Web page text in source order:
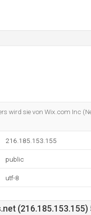
wird sie von Wix.com Inc
216.185.153.155
public
utf-8